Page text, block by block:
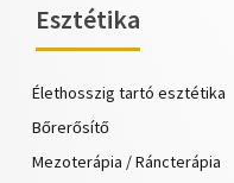
Esztétika
Élethosszig tartó esztétika
Bőrerősítő
Mezoterápia / Ráncterápia